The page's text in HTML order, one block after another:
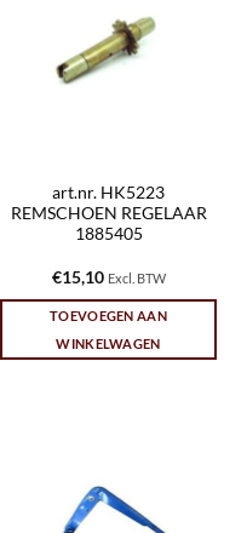
art.nr. HK5223
REMSCHOEN REGELAAR
1885405
€15,10 Excl. BTW
TOEVOEGEN AAN
WINKELWAGEN